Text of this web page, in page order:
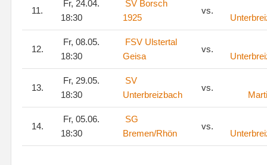
11.
Fr, 24.04.
18:30
SV Borsch
1925
vs.
12.
Fr, 08.05.
18:30
FSV Ulstertal
Geisa
vs.
13.
Fr, 29.05.
18:30
SV
Unterbreizbach
vs.
14.
Fr, 05.06.
18:30
SG
Bremen/Rhön
vs.